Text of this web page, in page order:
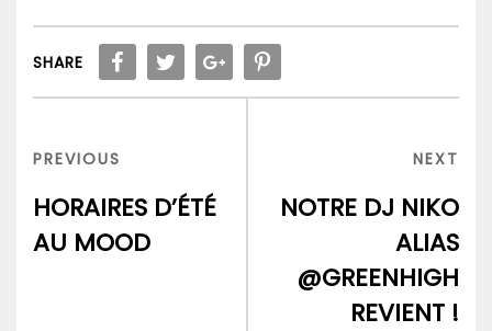
SHARE
de
l’article
PREVIOUS
PREVIOUS
HORAIRES D’ÉTÉ
AU MOOD
NEXT
NOTRE DJ NIKO
ALIAS
@GREENHIGH
REVIENT !